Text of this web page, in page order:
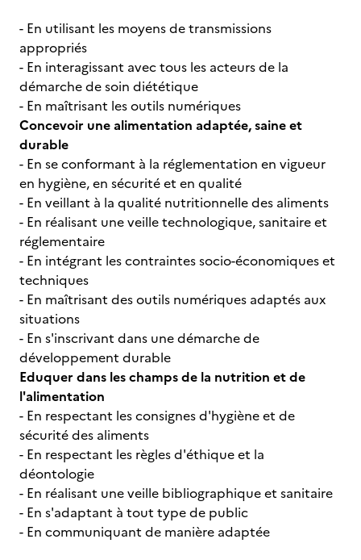
- En utilisant les moyens de transmissions
appropriés
- En interagissant avec tous les acteurs de la
démarche de soin diététique
- En maîtrisant les outils numériques
Concevoir une alimentation adaptée, saine et
durable
- En se conformant à la réglementation en vigueur
en hygiène, en sécurité et en qualité
- En veillant à la qualité nutritionnelle des aliments
- En réalisant une veille technologique, sanitaire et
réglementaire
- En intégrant les contraintes socio-économiques et
techniques
- En maîtrisant des outils numériques adaptés aux
situations
- En s'inscrivant dans une démarche de
développement durable
Eduquer dans les champs de la nutrition et de
l'alimentation
- En respectant les consignes d'hygiène et de
sécurité des aliments
- En respectant les règles d'éthique et la
déontologie
- En réalisant une veille bibliographique et sanitaire
- En s'adaptant à tout type de public
- En communiquant de manière adaptée